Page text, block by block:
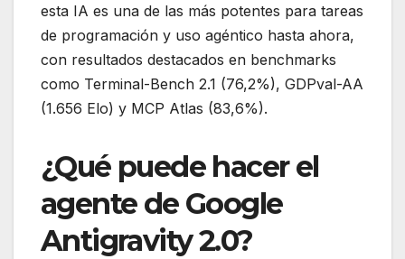
esta IA es una de las más potentes para tareas
de programación y uso agéntico hasta ahora,
con resultados destacados en benchmarks
como Terminal-Bench 2.1 (76,2%), GDPval-AA
(1.656 Elo) y MCP Atlas (83,6%).
¿Qué puede hacer el
agente de Google
Antigravity 2.0?